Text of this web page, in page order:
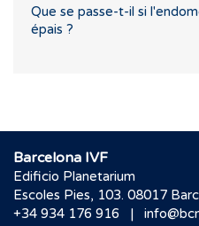
Que se passe-t-il si
épais ?
Barcelona IVF
Edificio Planetarium
Escoles Pies, 103. 08017
+34 934 176 916
|